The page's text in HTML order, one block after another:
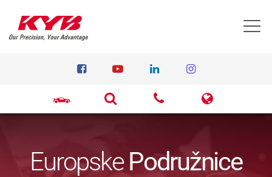
EuropskePodružnice